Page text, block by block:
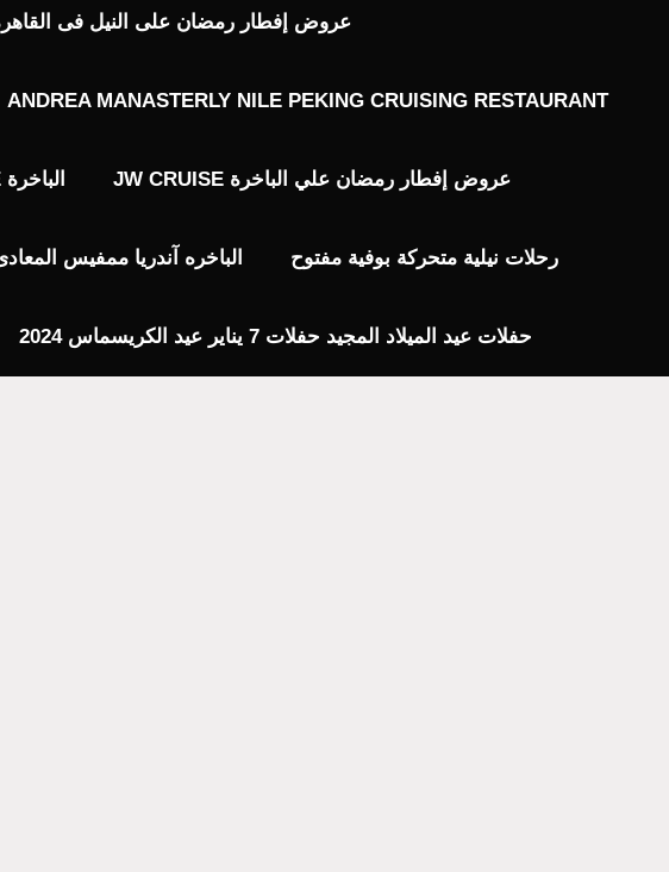
عروض إفطار رمضان على النيل فى
ANDREA MANASTERLY NILE PEKING CRUISING RESTAURANT
عروض إفطار رمضان علي الباخرة JW CRUISE الباخرة JW CRUISE
رحلات نيلية متحركة بوفية مفتوح الباخره آندريا ممفيس
حفلات عيد الميلاد المجيد حفلات 7 يناير عيد الكريسماس 2024